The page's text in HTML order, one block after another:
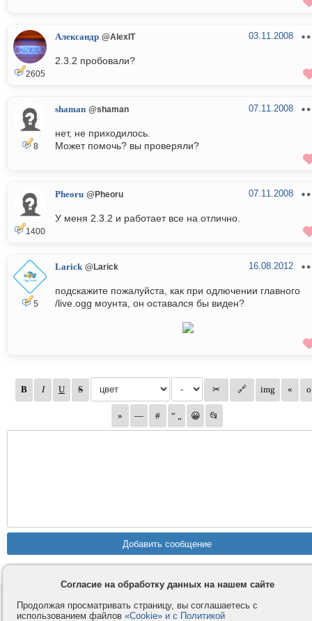
2605
Александр @AlexIT 03.11.2008
2.3.2 пробовали?
8
shaman @shaman 07.11.2008
нет, не приходилось.
Может помочь? вы проверяли?
1400
Pheoru @Pheoru 07.11.2008
У меня 2.3.2 и работает все на отлично.
5
Larick @Larick 16.08.2012
подскажите пожалуйста, как при одлючении главного
/live.ogg моунта, он оставался бы виден?
Контакты
Компания
Privacy и Cookie
Правила и условия
Согласие на обработку данных на нашем сайте
Продолжая просматривать страницу, вы соглашаетесь с
использованием файлов «Cookie» и с Политикой